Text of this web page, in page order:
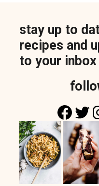
stay up to
recipes and
to your inbox